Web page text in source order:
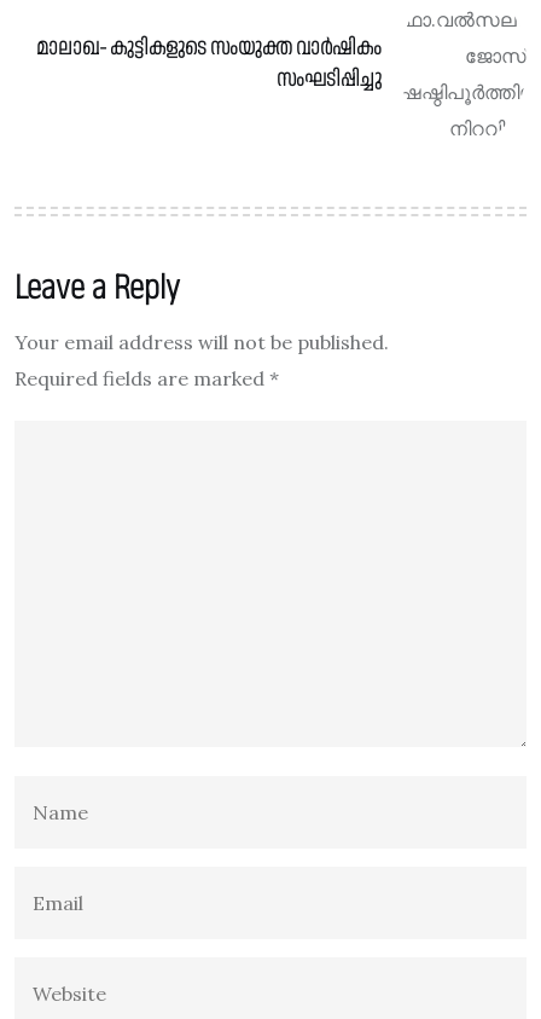
മാലാഖ- കുട്ടികളുടെ സംയുക്ത വാർഷികം
സംഘടിപ്പിച്ചു
Leave a Reply
Your email address will not be published.
Required fields are marked *